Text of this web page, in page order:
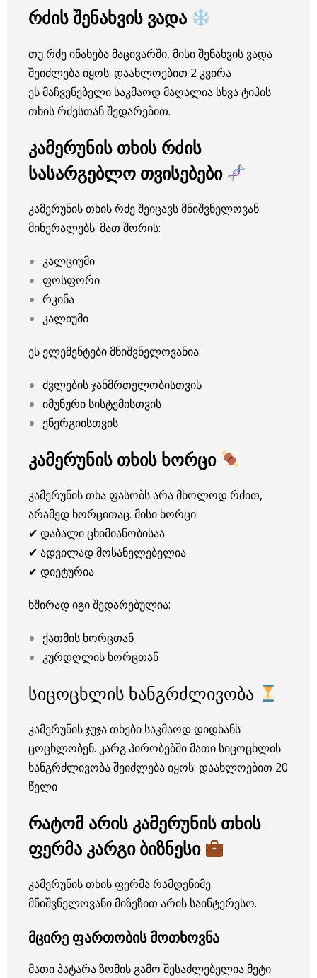
რძის შენახვის ვადა
თუ რძე ინახება მაცივარში, მისი შენახვის ვადა
შეიძლება იყოს: დაახლოებით 2 კვირა
ეს მაჩვენებელი საკმაოდ მაღალია სხვა ტიპის
თხის რძესთან შედარებით.
კამერუნის თხის რძის
სასარგებლო თვისებები
კამერუნის თხის რძე შეიცავს მნიშვნელოვან
მინერალებს. მათ შორის:
კალციუმი
ფოსფორი
რკინა
კალიუმი
ეს ელემენტები მნიშვნელოვანია:
ძვლების ჯანმრთელობისთვის
იმუნური სისტემისთვის
ენერგიისთვის
კამერუნის თხის ხორცი
კამერუნის თხა ფასობს არა მხოლოდ რძით,
არამედ ხორცითაც. მისი ხორცი:
✔ დაბალი ცხიმიანობისაა
✔ ადვილად მოსანელებელია
✔ დიეტურია
ხშირად იგი შედარებულია:
ქათმის ხორცთან
კურდღლის ხორცთან
სიცოცხლის ხანგრძლივობა
კამერუნის ჯუჯა თხები საკმაოდ დიდხანს
ცოცხლობენ. კარგ პირობებში მათი სიცოცხლის
ხანგრძლივობა შეიძლება იყოს: დაახლოებით 20
წელი
რატომ არის კამერუნის თხის
ფერმა კარგი ბიზნესი
კამერუნის თხის ფერმა რამდენიმე
მნიშვნელოვანი მიზეზით არის საინტერესო.
მცირე ფართობის მოთხოვნა
მათი პატარა ზომის გამო შესაძლებელია მეტი